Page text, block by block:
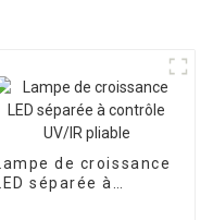
Lampe de croissance
LED séparée à